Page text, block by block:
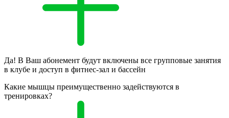
Да! В Ваш абонемент будут включены все групповые занятия
в клубе и доступ в фитнес-зал и бассейн
Какие мышцы преимущественно задействуются в
тренировках?